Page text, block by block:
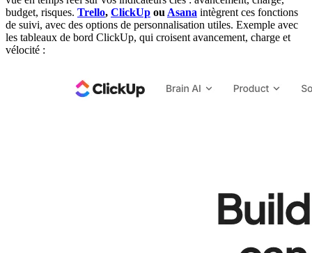
budget, risques. Trello, ClickUp ou Asana intègrent ces fonctions
de suivi, avec des options de personnalisation utiles. Exemple avec
les tableaux de bord ClickUp, qui croisent avancement, charge et
vélocité :